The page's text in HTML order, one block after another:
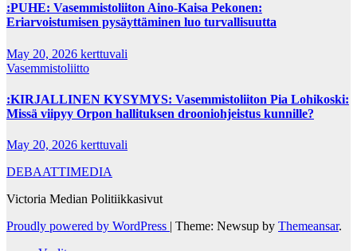
:PUHE: Vasemmistoliiton Aino-Kaisa Pekonen:
Eriarvoistumisen pysäyttäminen luo turvallisuutta
May 20, 2026 kerttuvali
Vasemmistoliitto
:KIRJALLINEN KYSYMYS: Vasemmistoliiton Pia Lohikoski:
Missä viipyy Orpon hallituksen drooniohjeistus kunnille?
May 20, 2026 kerttuvali
DEBAATTIMEDIA
Victoria Median Politiikkasivut
Proudly powered by WordPress | Theme: Newsup by Themeansar.